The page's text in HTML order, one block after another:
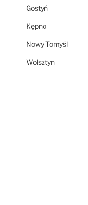
Gostyń
Kępno
Nowy Tomyśl
Wolsztyn